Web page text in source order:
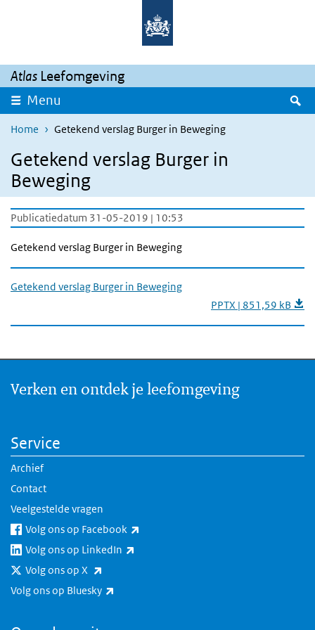
Overslaan en naar de inhoud gaan
Atlas Leefomgeving
Menu
Home Getekend verslag Burger in Beweging
Getekend verslag Burger in
Beweging
Publicatiedatum 31-05-2019 | 10:53
Getekend verslag Burger in Beweging
Getekend verslag Burger in Beweging
PPTX | 851,59 kB
Verken en ontdek je leefomgeving
Service
Archief
Contact
Veelgestelde vragen
Volg ons op Facebook
Volg ons op LinkedIn
Volg ons op X
Volg ons op Bluesky